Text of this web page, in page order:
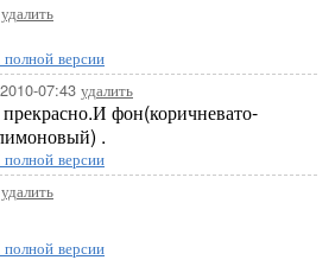
удалить
версии
07:43 удалить
фон(коричневато-
.
версии
удалить
версии